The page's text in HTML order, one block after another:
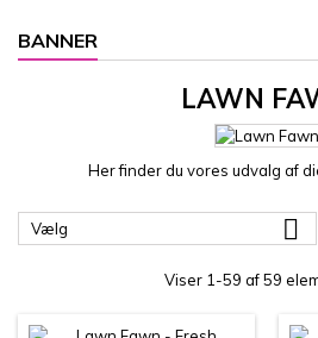
BANNER
LAWN
Her finder du vores udvalg af
Vælg 
Viser 1-59 af 59